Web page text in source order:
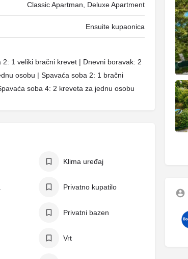
Classic Apartman, Deluxe Apartment
Ensuite kupaonica
1 veliki bračni krevet | Dnevni boravak: 2
osobu | Spavaća soba 2: 1 bračni
soba 4: 2 kreveta za jednu osobu
Klima uređaj
Privatno kupatilo
Privatni bazen
Vrt